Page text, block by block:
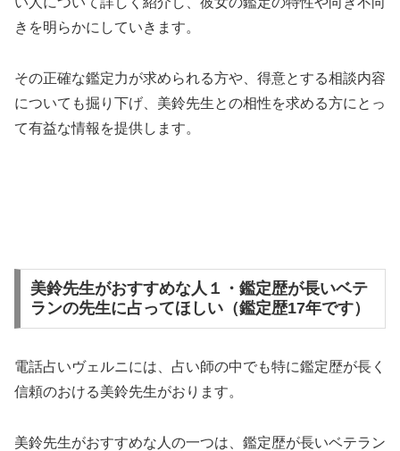
きを明らかにしていきます。
その正確な鑑定力が求められる方や、得意とする相談内容
についても掘り下げ、美鈴先生との相性を求める方にとっ
て有益な情報を提供します。
美鈴先生がおすすめな人１・鑑定歴が長いベテ
ランの先生に占ってほしい（鑑定歴17年です）
電話占いヴェルニには、占い師の中でも特に鑑定歴が長く
信頼のおける美鈴先生がおります。
美鈴先生がおすすめな人の一つは、鑑定歴が長いベテラン